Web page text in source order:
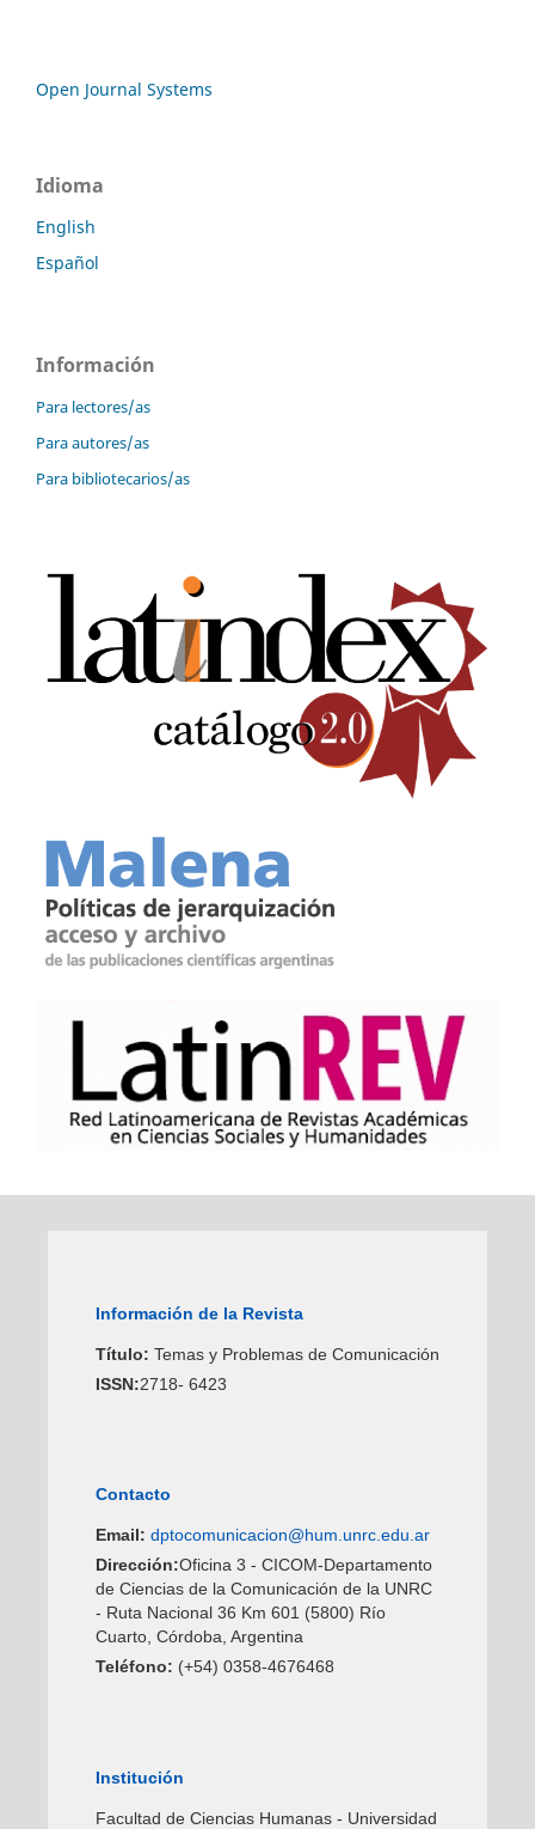
Open Journal Systems
Idioma
English
Español
Información
Para lectores/as
Para autores/as
Para bibliotecarios/as
Información de la Revista
Título: Temas y Problemas de Comunicación
ISSN:2718- 6423
Contacto
Email: dptocomunicacion@hum.unrc.edu.ar
Dirección:Oficina 3 - CICOM-Departamento
de Ciencias de la Comunicación de la UNRC
- Ruta Nacional 36 Km 601 (5800) Río
Cuarto, Córdoba, Argentina
Teléfono: (+54) 0358-4676468
Institución
Facultad de Ciencias Humanas - Universidad